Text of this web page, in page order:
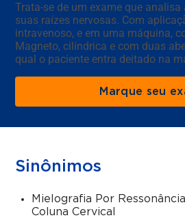
Trata-se de um exame que
suas raízes nervosas. Com
intravenoso, e em uma máquina,
Magneto, cilíndrica e com duas
qual o paciente entra deitado na
Marque seu
Sinônimos
Mielografia Por
Coluna Cervical